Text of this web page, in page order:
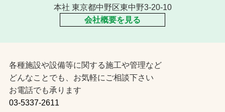
本社 東京都中野区東中野3-20-10
会社概要を見る
各種施設や設備等に関する施工や管理など
どんなことでも、お気軽にご相談下さい
お電話でも承ります
03-5337-2611